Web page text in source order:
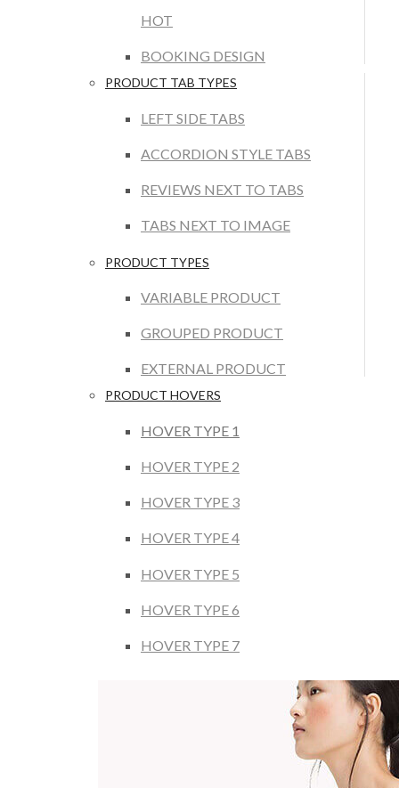
HOT
BOOKING DESIGN
PRODUCT TAB TYPES
LEFT SIDE TABS
ACCORDION STYLE TABS
REVIEWS NEXT TO TABS
TABS NEXT TO IMAGE
PRODUCT TYPES
VARIABLE PRODUCT
GROUPED PRODUCT
EXTERNAL PRODUCT
PRODUCT HOVERS
HOVER TYPE 1
HOVER TYPE 2
HOVER TYPE 3
HOVER TYPE 4
HOVER TYPE 5
HOVER TYPE 6
HOVER TYPE 7